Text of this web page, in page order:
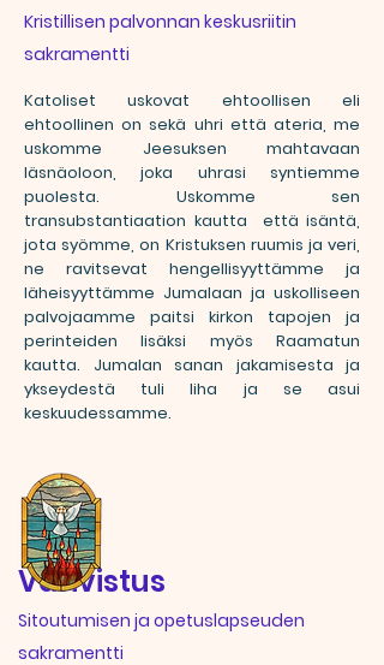
Kristillisen palvonnan keskusriitin
sakramentti
Katoliset uskovat ehtoollisen eli
ehtoollinen on sekä uhri että ateria, me
uskomme Jeesuksen mahtavaan
läsnäoloon, joka uhrasi syntiemme
puolesta. Uskomme sen
transubstantiaation kautta että isäntä,
jota syömme, on Kristuksen ruumis ja veri,
ne ravitsevat hengellisyyttämme ja
läheisyyttämme Jumalaan ja uskolliseen
palvojaamme paitsi kirkon tapojen ja
perinteiden lisäksi myös Raamatun
kautta. Jumalan sanan jakamisesta ja
ykseydestä tuli liha ja se asui
keskuudessamme.
Vahvistus
Sitoutumisen ja opetuslapseuden
sakramentti